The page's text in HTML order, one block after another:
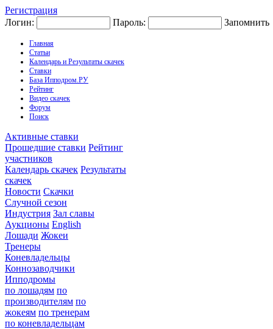
Регистрация
Логин:
Пароль: Запомнить
Главная
Статьи
Календарь и Результаты скачек
Ставки
База Ипподром.РУ
Рейтинг
Видео скачек
Форум
Поиск
Активные ставки
Прошедшие ставки Рейтинг
участников
Календарь скачек Результаты
скачек
Новости Скачки
Случной сезон
Индустрия Зал славы
Аукционы English
Лошади Жокеи
Тренеры
Коневладельцы
Коннозаводчики
Ипподромы
по лошадям по
производителям по
жокеям по тренерам
по коневладельцам